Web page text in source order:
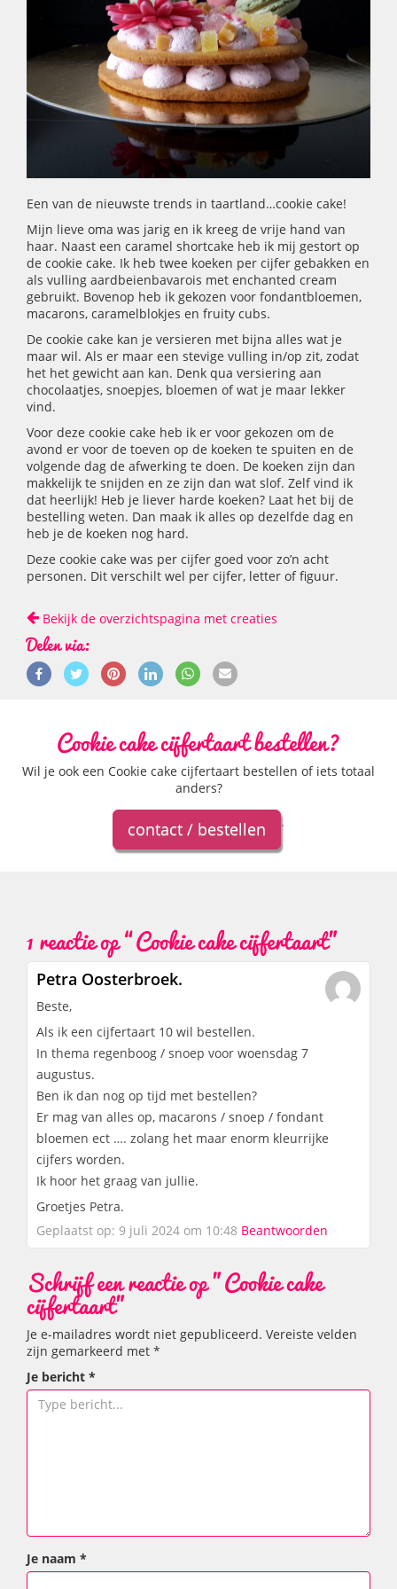
Een van de nieuwste trends in taartland…cookie cake!
Mijn lieve oma was jarig en ik kreeg de vrije hand van
haar. Naast een caramel shortcake heb ik mij gestort op
de cookie cake. Ik heb twee koeken per cijfer gebakken en
als vulling aardbeienbavarois met enchanted cream
gebruikt. Bovenop heb ik gekozen voor fondantbloemen,
macarons, caramelblokjes en fruity cubs.
De cookie cake kan je versieren met bijna alles wat je
maar wil. Als er maar een stevige vulling in/op zit, zodat
het het gewicht aan kan. Denk qua versiering aan
chocolaatjes, snoepjes, bloemen of wat je maar lekker
vind.
Voor deze cookie cake heb ik er voor gekozen om de
avond er voor de toeven op de koeken te spuiten en de
volgende dag de afwerking te doen. De koeken zijn dan
makkelijk te snijden en ze zijn dan wat slof. Zelf vind ik
dat heerlijk! Heb je liever harde koeken? Laat het bij de
bestelling weten. Dan maak ik alles op dezelfde dag en
heb je de koeken nog hard.
Deze cookie cake was per cijfer goed voor zo’n acht
personen. Dit verschilt wel per cijfer, letter of figuur.
Bekijk de overzichtspagina met creaties
Delen via:
Cookie cake cijfertaart bestellen?
Wil je ook een Cookie cake cijfertaart bestellen of iets totaal
anders?
contact / bestellen .
1 reactie op “Cookie cake cijfertaart”
Petra Oosterbroek.
Beste,
Als ik een cijfertaart 10 wil bestellen.
In thema regenboog / snoep voor woensdag 7
augustus.
Ben ik dan nog op tijd met bestellen?
Er mag van alles op, macarons / snoep / fondant
bloemen ect …. zolang het maar enorm kleurrijke
cijfers worden.
Ik hoor het graag van jullie.
Groetjes Petra.
Geplaatst op: 9 juli 2024 om 10:48 Beantwoorden
Schrijf een reactie op "Cookie cake
cijfertaart"
Je e-mailadres wordt niet gepubliceerd. Vereiste velden
zijn gemarkeerd met *
Je bericht *
Je naam *